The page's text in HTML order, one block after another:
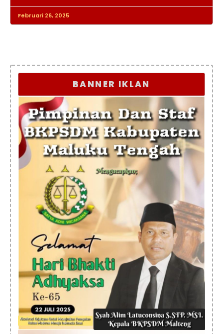
Februari 26, 2025
BANNER IKLAN